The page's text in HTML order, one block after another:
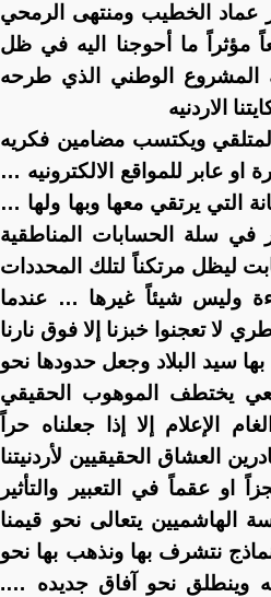
عماد الخطيب ومنتهى الرمحي
مؤثراً ما أحوجنا اليه في ظل
المشروع الوطني الذي طرحه
الاردنيه
المتلقي ويكتسب مضامين فكريه
عابر للمواقع الالكترونيه …
التي يرتقي معها وبها ولها …
سلة الحسابات المناطقية
ليظل مرتكناً لتلك المحددات
وليس شيئاً غيرها … عندما
تعجنوا خبزنا إلا فوق نارنا
سيد البلاد وجعل حدودها نحو
يختطف الموهوب الحقيقي
الإعلام إلا إذا جعلناه حراً
العشاق الحقيقيين لأردنيتنا
او عقماً في التعبير والتأثير
الهاشميين يتعالى نحو قيمنا
نماذج نتشرف بها ونذهب بها نحو
وينطلق نحو آفاق جديده ….